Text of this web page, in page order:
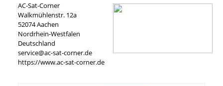
AC-Sat-Corner
Walkmühlenstr. 12a
52074 Aachen
Nordrhein-Westfalen
Deutschland
service@ac-sat-corner.de
https://www.ac-sat-corner.de